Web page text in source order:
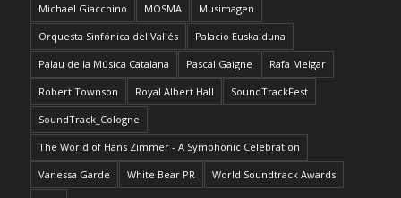
Michael Giacchino MOSMA Musimagen
Orquesta Sinfónica del Vallés Palacio Euskalduna
Palau de la Música Catalana Pascal Gaigne Rafa Melgar
Robert Townson Royal Albert Hall SoundTrackFest
SoundTrack_Cologne
The World of Hans Zimmer - A Symphonic Celebration
Vanessa Garde White Bear PR World Soundtrack Awards